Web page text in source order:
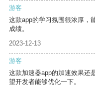
游客
这款app的学习氛围很浓厚，
成绩。
2023-12-13
游客
这款加速器app的加速效果还
望开发者能够优化一下。